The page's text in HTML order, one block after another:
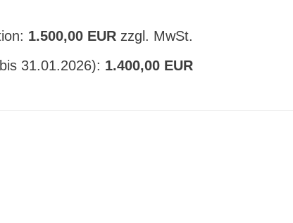
1.500,00 EUR zzgl. MwSt.
31.01.2026): 1.400,00 EUR​